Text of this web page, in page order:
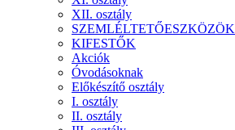
XII. osztály
SZEMLÉLTETŐESZKÖZÖK
KIFESTŐK
Akciók
Óvodásoknak
Előkészítő osztály
I. osztály
II. osztály